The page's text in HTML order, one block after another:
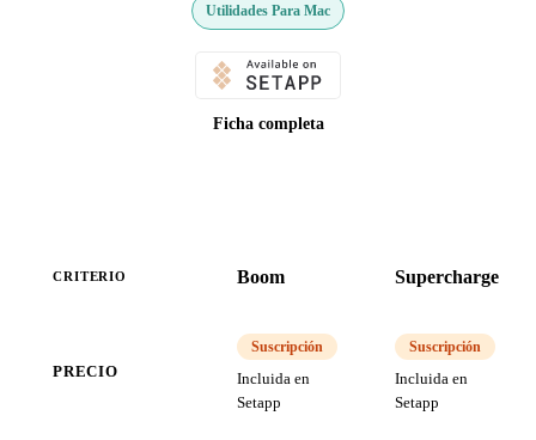
Utilidades Para Mac
Ficha completa
CRITERIO Boom Supercharge
PRECIO
Suscripción
Incluida en
Setapp
Suscripción
Incluida en
Setapp